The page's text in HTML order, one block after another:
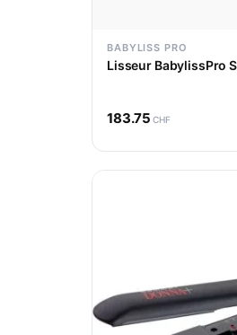
BABYLISS PRO
183.75 CHF